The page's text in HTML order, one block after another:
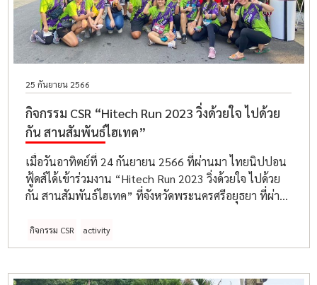
25 กันยายน 2566
กิจกรรม CSR “Hitech Run 2023 วิ่งด้วยใจ ไปด้วย
กัน สานสัมพันธ์ไฮเทค”
เมื่อวันอาทิตย์ที่ 24 กันยายน 2566 ที่ผ่านมา ไทยนิปปอน
ฟู้ดส์ได้เข้าร่วมงาน “Hitech Run 2023 วิ่งด้วยใจ ไปด้วย
กัน สานสัมพันธ์ไฮเทค” ที่จังหวัดพระนครศรีอยุธยา ที่ผ่าน
กิจกรรม CSR activity